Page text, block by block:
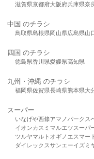
滋賀県京都府大阪府兵庫県奈
中国 のチラシ
鳥取県島根県岡山県広島県山
四国 のチラシ
徳島県香川県愛媛県高知県
九州・沖縄 のチラシ
福岡県佐賀県長崎県熊本県大
スーパー
いなげや西條アマノパークス
イオンカスミ マルエツスーパ
ツルヤマルト オギノ エスマー
ダイレックスサンエーイズミ